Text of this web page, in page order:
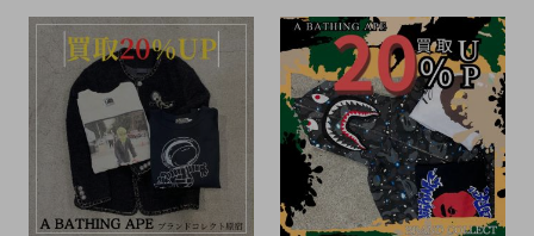
プを売るならBRAND COL
LECT原宿店へ！当店限定
お得な買取金額UPキャン
ペーンを行っております！
い！